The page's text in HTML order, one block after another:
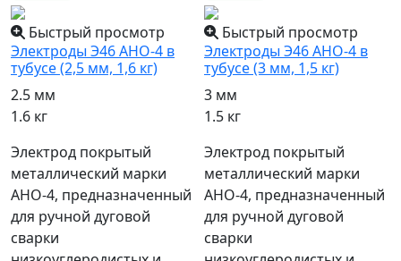
Быстрый просмотр
Электроды Э46 АНО-4 в
тубусе (2,5 мм, 1,6 кг)
2.5 мм
1.6 кг
Электрод покрытый
металлический марки
АНО-4, предназначенный
для ручной дуговой
сварки
Быстрый просмотр
Электроды Э46 АНО-4 в
тубусе (3 мм, 1,5 кг)
3 мм
1.5 кг
Электрод покрытый
металлический марки
АНО-4, предназначенный
для ручной дуговой
сварки